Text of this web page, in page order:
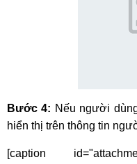
Bước 4: Nếu người
hiển thị trên thông tin
[caption